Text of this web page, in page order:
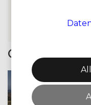
Golfzone
MONTE REI